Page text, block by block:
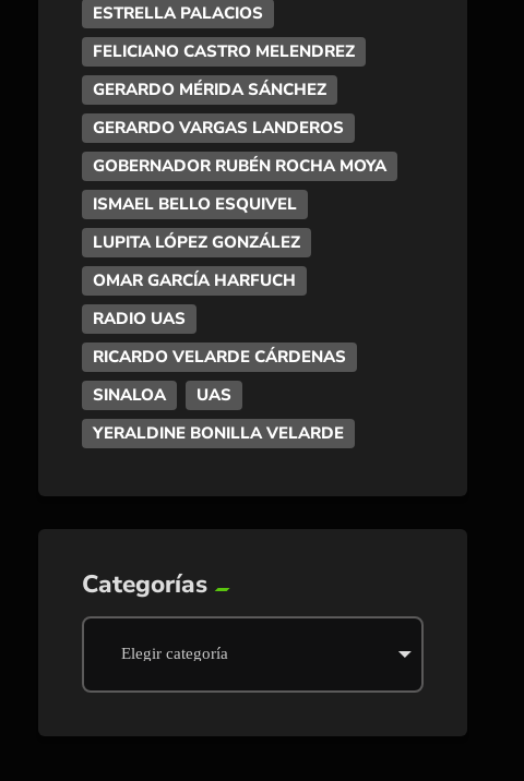
ESTRELLA PALACIOS
FELICIANO CASTRO MELENDREZ
GERARDO MÉRIDA SÁNCHEZ
GERARDO VARGAS LANDEROS
GOBERNADOR RUBÉN ROCHA MOYA
ISMAEL BELLO ESQUIVEL
LUPITA LÓPEZ GONZÁLEZ
OMAR GARCÍA HARFUCH
RADIO UAS
RICARDO VELARDE CÁRDENAS
SINALOA
UAS
YERALDINE BONILLA VELARDE
Categorías